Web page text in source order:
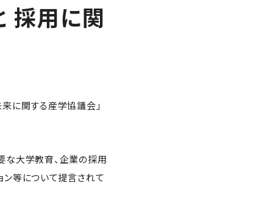
採用に関
に関する産学協議会」
大学教育、企業の採用
ン等について提言されて